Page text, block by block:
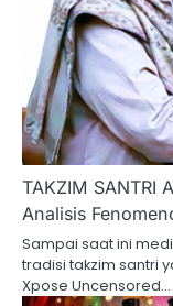
TAKZIM SANTRI
Analisis
Sampai saat ini
tradisi takzim santri
Xpose Uncensored…